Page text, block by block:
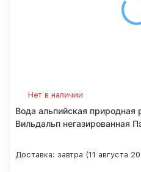
Нет в наличии
Вода альпийская природная
Вильдальп негазированная
Доставка: завтра (11 августа